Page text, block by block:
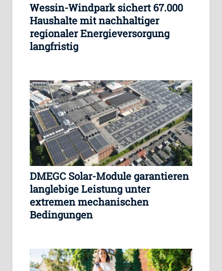
Wessin-Windpark sichert 67.000
Haushalte mit nachhaltiger
regionaler Energieversorgung
langfristig
DMEGC Solar-Module garantieren
langlebige Leistung unter
extremen mechanischen
Bedingungen